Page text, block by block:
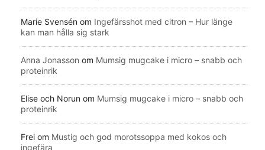
Marie Svensén om Ingefärsshot med citron – Hur länge
kan man hålla sig stark
Anna Jonasson om Mumsig mugcake i micro – snabb och
proteinrik
Elise och Norun om Mumsig mugcake i micro – snabb och
proteinrik
Frei om Mustig och god morotssoppa med kokos och
ingefära